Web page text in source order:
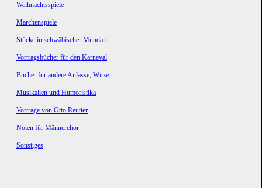
Weihnachtsspiele
Märchenspiele
Stücke in schwäbischer Mundart
Vortragsbücher für den Karneval
Bücher für andere Anlässe, Witze
Musikalien und Humoristika
Vorträge von Otto Reutter
Noten für Männerchor
Sonstiges